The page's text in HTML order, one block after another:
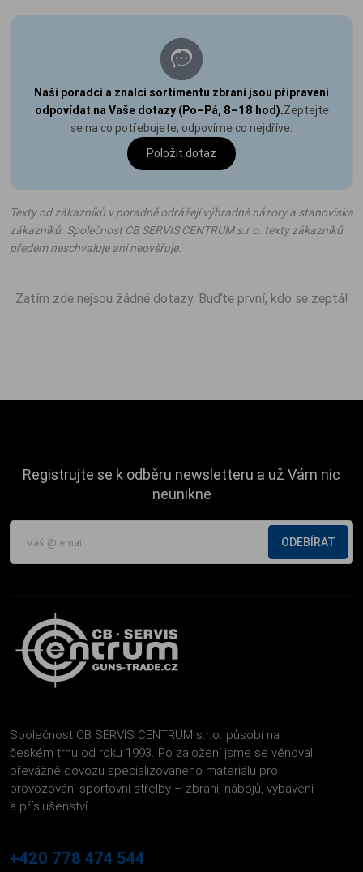
Naši poradci a znalci sortimentu zbraní jsou připraveni
odpovídat na Vaše dotazy (Po–Pá, 8–18 hod).Zeptejte
se na co potřebujete, odpovíme co nejdříve.
Položit dotaz
Texty od zákazníků v poradně odrážejí výhradně názory a stanoviska
zákazníků. Společnost CB SERVIS CENTRUM s.r.o. texty zákazníků
předem neschvaluje ani neověřuje.
Zatím zde nejsou žádné dotazy. Buďte první, kdo se zeptá!
Registrujte se k odběru newsletteru a už Vám nic
neunikne
ODEBÍRAT
Společnost CB SERVIS CENTRUM s.r.o. působí na
českém trhu od roku 1993. Po založení jsme se věnovali
převážně dovozu specializovaného materiálu pro
provozování sportovní střelby – zbraní, nábojů, vybavení
a příslušenství.
+420 778 474 544